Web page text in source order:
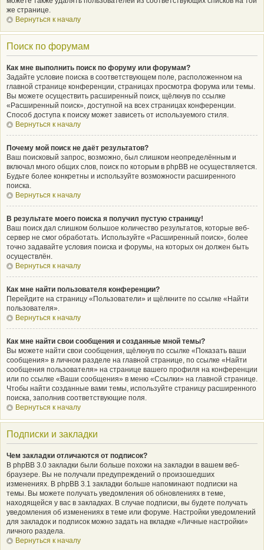
же странице.
Вернуться к началу
Поиск по форумам
Как мне выполнить поиск по форуму или форумам?
Задайте условие поиска в соответствующем поле, расположенном на
главной странице конференции, страницах просмотра форума или темы.
Вы можете осуществить расширенный поиск, щёлкнув по ссылке
«Расширенный поиск», доступной на всех страницах конференции.
Способ доступа к поиску может зависеть от используемого стиля.
Вернуться к началу
Почему мой поиск не даёт результатов?
Ваш поисковый запрос, возможно, был слишком неопределённым и
включал много общих слов, поиск по которым в phpBB не осуществляется.
Будьте более конкретны и используйте возможности расширенного
поиска.
Вернуться к началу
В результате моего поиска я получил пустую страницу!
Ваш поиск дал слишком большое количество результатов, которые веб-
сервер не смог обработать. Используйте «Расширенный поиск», более
точно задавайте условия поиска и форумы, на которых он должен быть
осуществлён.
Вернуться к началу
Как мне найти пользователя конференции?
Перейдите на страницу «Пользователи» и щёлкните по ссылке «Найти
пользователя».
Вернуться к началу
Как мне найти свои сообщения и созданные мной темы?
Вы можете найти свои сообщения, щёлкнув по ссылке «Показать ваши
сообщения» в личном разделе на главной странице, по ссылке «Найти
сообщения пользователя» на странице вашего профиля на конференции
или по ссылке «Ваши сообщения» в меню «Ссылки» на главной странице.
Чтобы найти созданные вами темы, используйте страницу расширенного
поиска, заполнив соответствующие поля.
Вернуться к началу
Подписки и закладки
Чем закладки отличаются от подписок?
В phpBB 3.0 закладки были больше похожи на закладки в вашем веб-
браузере. Вы не получали предупреждений о произошедших
изменениях. В phpBB 3.1 закладки больше напоминают подписки на
темы. Вы можете получать уведомления об обновлениях в теме,
находящейся у вас в закладках. В случае подписки, вы будете получать
уведомления об изменениях в теме или форуме. Настройки уведомлений
для закладок и подписок можно задать на вкладке «Личные настройки»
личного раздела.
Вернуться к началу